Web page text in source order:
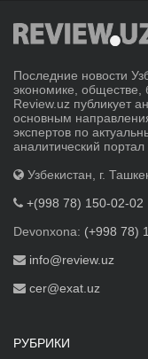
Последние новости
экономике, обществе,
Review.uz публикует
основным
экспертов по
аналитический
Узбекистан, г.
+(998 78) 150-02-02
Devonxona: (+998 78)
info@review.uz
cer@exat.uz
РУБРИКИ